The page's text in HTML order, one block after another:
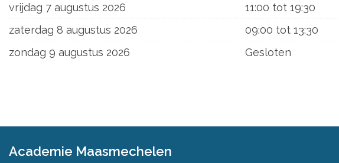
vrijdag 7 augustus 2026
11:00 tot 19:30
zaterdag 8 augustus 2026
09:00 tot 13:30
zondag 9 augustus 2026
Gesloten
Academie Maasmechelen